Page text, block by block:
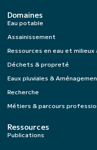
Domaines
Eau potable
Assainissement
Ressources en eau et
Déchets & propreté
Eaux pluviales &
Recherche
Métiers & parcours
Ressources
Publications